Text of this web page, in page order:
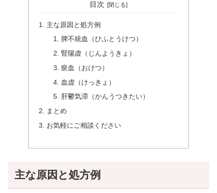
目次
主な原因と処方例
脾不統血（ひふとうけつ）
腎陽虚（じんようきょ）
瘀血（おけつ）
血虚（けっきょ）
肝鬱気滞（かんうつきたい）
まとめ
お気軽にご相談ください
主な原因と処方例